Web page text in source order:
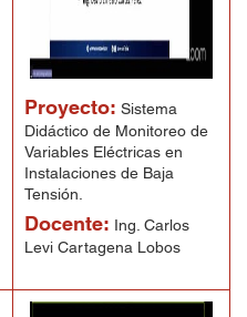
Proyecto: Sistema
Didáctico de Monitoreo de
Variables Eléctricas en
Instalaciones de Baja
Tensión.
Docente: Ing. Carlos
Levi Cartagena Lobos